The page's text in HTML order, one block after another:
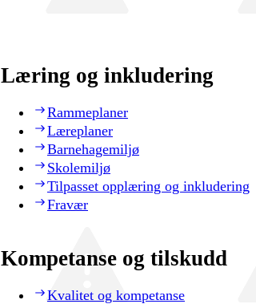
Læring og inkludering
Rammeplaner
Læreplaner
Barnehagemiljø
Skolemiljø
Tilpasset opplæring og inkludering
Fravær
Kompetanse og tilskudd
Kvalitet og kompetanse